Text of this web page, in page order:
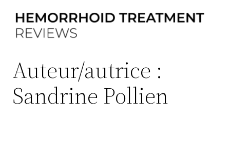
Aller
contenu
Auteur/autrice :
Sandrine Pollien